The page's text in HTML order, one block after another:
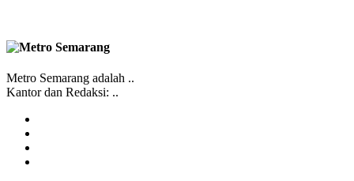
Metro Semarang adalah ..
Kantor dan Redaksi: ..